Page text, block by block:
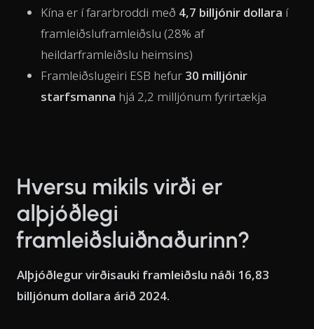
Kína er í fararbroddi með 4,7 billjónir dollara í
framleiðsluframleiðslu (28% af
heildarframleiðslu heimsins)
Framleiðslugeiri ESB hefur 30 milljónir
starfsmanna hjá 2,2 milljónum fyrirtækja
Hversu mikils virði er
alþjóðlegi
framleiðsluiðnaðurinn?
Alþjóðlegur virðisauki framleiðslu náði 16,83
billjónum dollara árið 2024.